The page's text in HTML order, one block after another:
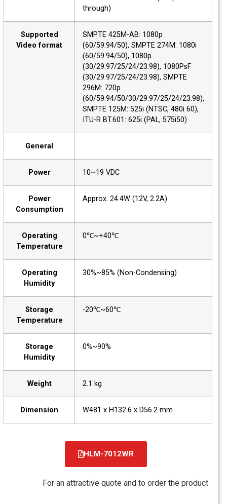
through)
Supported
Video format
SMPTE 425M-AB: 1080p
(60/59.94/50), SMPTE 274M: 1080i
(60/59.94/50), 1080p
(30/29.97/25/24/23.98), 1080PsF
(30/29.97/25/24/23.98), SMPTE
296M: 720p
(60/59.94/50/30/29.97/25/24/23.98),
SMPTE 125M: 525i (NTSC, 480i 60),
ITU-R BT.601: 625i (PAL, 575i50)
General
Power 10~19 VDC
Power
Consumption
Approx. 24.4W (12V, 2.2A)
Operating
Temperature
0℃~+40℃
Operating
Humidity
30%~85% (Non-Condensing)
Storage
Temperature
-20℃~60℃
Storage
Humidity
0%~90%
Weight 2.1 kg
Dimension W481 x H132.6 x D56.2 mm
HLM-7012WR
קובץ
PDF
For an attractive quote and to order the product